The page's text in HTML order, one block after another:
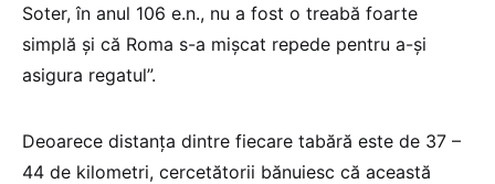
Soter, în anul 106 e.n., nu a fost o treabă foarte
simplă şi că Roma s-a mişcat repede pentru a-şi
asigura regatul”.
Deoarece distanţa dintre fiecare tabără este de 37 –
44 de kilometri, cercetătorii bănuiesc că această